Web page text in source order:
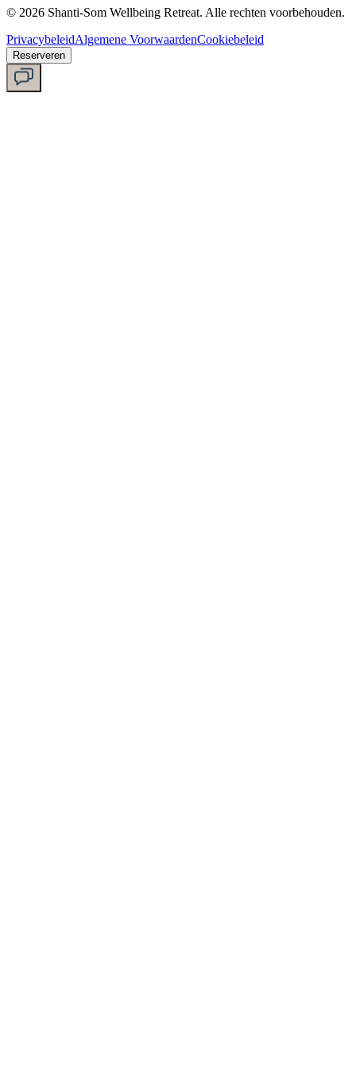
© 2026 Shanti-Som Wellbeing Retreat. Alle rechten voorbehouden.
PrivacybeleidAlgemene VoorwaardenCookiebeleid
Reserveren